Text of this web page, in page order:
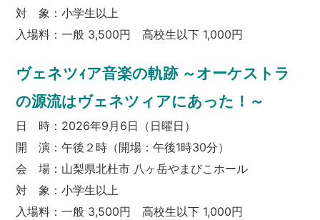
対 象：小学生以上
入場料：一般 3,500円 高校生以下 1,000円
ヴェネツｨア音楽の軌跡 ～オーケストラ
の源流はヴェネツィアにあった！～
日 時：2026年9月6日（日曜日）
開 演：午後２時（開場：午後1時30分）
会 場：山梨県北杜市 八ヶ岳やまびこホール
対 象：小学生以上
入場料：一般 3,500円 高校生以下 1,000円